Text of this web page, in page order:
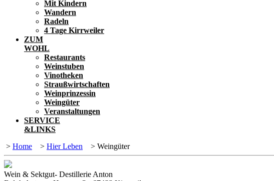
Mit Kindern
Wandern
Radeln
4 Tage Kirrweiler
ZUM
WOHL
Restaurants
Weinstuben
Vinotheken
Straußwirtschaften
Weinprinzessin
Weingüter
Veranstaltungen
SERVICE
&LINKS
> Home > Hier Leben > Weingüter
Wein & Sektgut- Destillerie Anton